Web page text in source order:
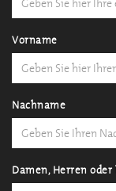
Vorname
Nachname
Damen, Herren oder